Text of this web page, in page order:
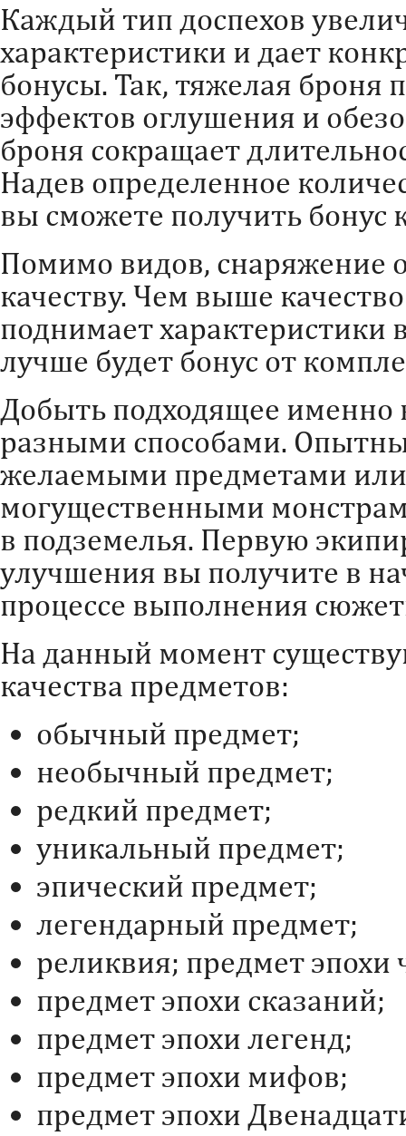
Каждый тип доспехов
характеристики и дает
бонусы. Так, тяжелая броня
эффектов оглушения и
броня сокращает
Надев определенное
вы сможете получить бонус
Помимо видов, снаряжение
качеству. Чем выше
поднимает характеристики
лучше будет бонус от
Добыть подходящее
разными способами.
желаемыми предметами или
могущественными
в подземелья. Первую
улучшения вы получите в
процессе выполнения
На данный момент
качества предметов:
обычный предмет;
необычный предмет;
редкий предмет;
уникальный предмет;
эпический предмет;
легендарный предмет;
реликвия; предмет эпохи
предмет эпохи сказаний;
предмет эпохи легенд;
предмет эпохи мифов;
предмет эпохи